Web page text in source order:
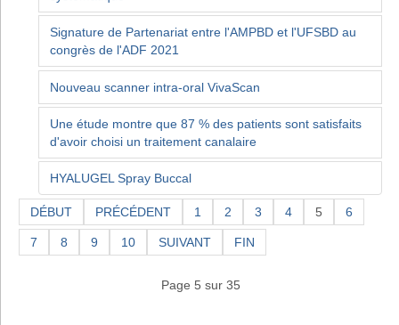
Signature de Partenariat entre l'AMPBD et l'UFSBD au
congrès de l'ADF 2021
Nouveau scanner intra-oral VivaScan
Une étude montre que 87 % des patients sont satisfaits
d'avoir choisi un traitement canalaire
HYALUGEL Spray Buccal
DÉBUT PRÉCÉDENT 1 2 3 4 5 6
7 8 9 10 SUIVANT FIN
Page 5 sur 35